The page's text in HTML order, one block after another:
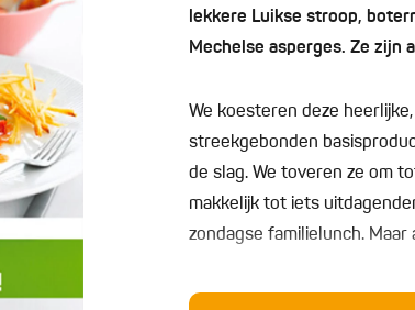
lekkere Luikse stroop,
Mechelse asperges. Ze zijn
We koesteren deze
streekgebonden
de slag. We toveren ze om
makkelijk tot iets
zondagse familielunch.
Dit boek biedt je maar liefst